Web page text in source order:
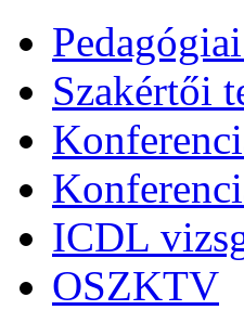
Szakértői
ICDL
OSZKTV